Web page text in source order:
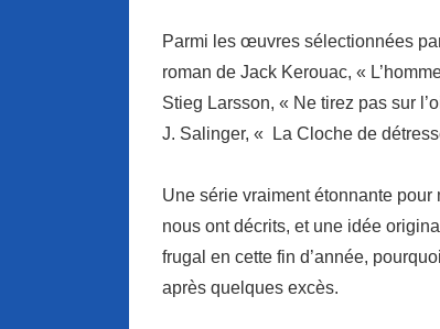
Parmi les œuvres sélectionnées
roman de Jack Kerouac, «
Stieg Larsson, « Ne tirez pas sur
J. Salinger, « La Cloche de
Une série vraiment étonnante
nous ont décrits, et une idée
frugal en cette fin d’année,
après quelques excès.